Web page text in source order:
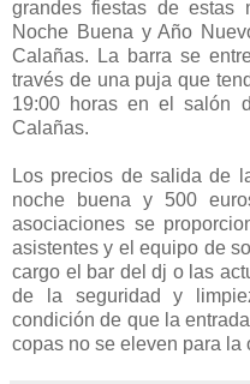
grandes fiestas de estas
Noche Buena y Año
Calañas. La barra se
través de una puja que
19:00 horas en el salón
Calañas.
Los precios de salida de
noche buena y 500
asociaciones se
asistentes y el equipo de
cargo el bar del dj o las
de la seguridad y
condición de que la
copas no se eleven para la